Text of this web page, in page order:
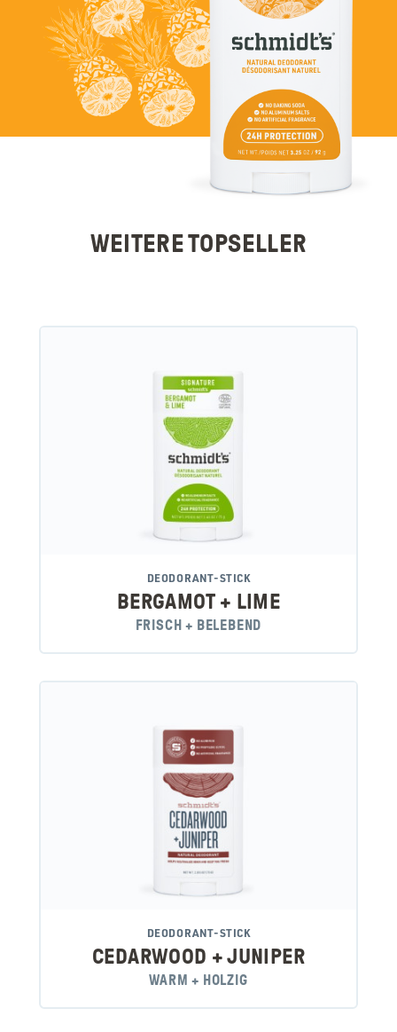
WEITERE TOPSELLER
DEODORANT-STICK
BERGAMOT + LIME
FRISCH + BELEBEND
DEODORANT-STICK
CEDARWOOD + JUNIPER
WARM + HOLZIG